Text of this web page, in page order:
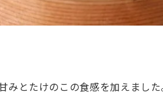
みとたけのこの食感を加えまし